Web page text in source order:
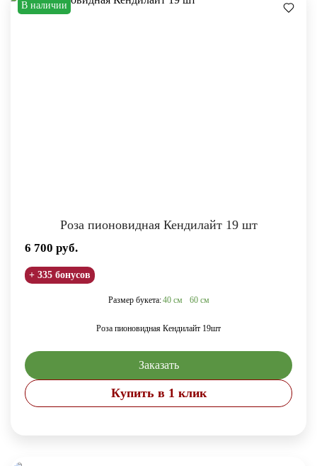
В наличии
Роза пионовидная Кендилайт 19 шт
6 700 руб.
+ 335 бонусов
Размер букета:40 см 60 см
Роза пионовидная Кендилайт 19шт
Заказать
Купить в 1 клик